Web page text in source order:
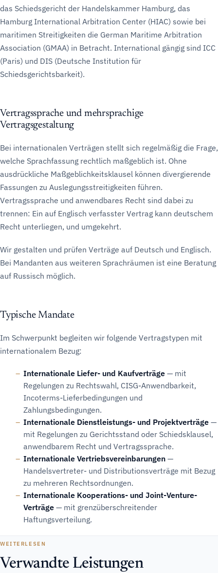
das Schiedsgericht der Handelskammer Hamburg, das
Hamburg International Arbitration Center (HIAC) sowie bei
maritimen Streitigkeiten die German Maritime Arbitration
Association (GMAA) in Betracht. International gängig sind ICC
(Paris) und DIS (Deutsche Institution für
Schiedsgerichtsbarkeit).
Vertragssprache und mehrsprachige
Vertragsgestaltung
Bei internationalen Verträgen stellt sich regelmäßig die Frage,
welche Sprachfassung rechtlich maßgeblich ist. Ohne
ausdrückliche Maßgeblichkeitsklausel können divergierende
Fassungen zu Auslegungsstreitigkeiten führen.
Vertragssprache und anwendbares Recht sind dabei zu
trennen: Ein auf Englisch verfasster Vertrag kann deutschem
Recht unterliegen, und umgekehrt.
Wir gestalten und prüfen Verträge auf Deutsch und Englisch.
Bei Mandanten aus weiteren Sprachräumen ist eine Beratung
auf Russisch möglich.
Typische Mandate
Im Schwerpunkt begleiten wir folgende Vertragstypen mit
internationalem Bezug:
Internationale Liefer- und Kaufverträge— mit
Regelungen zu Rechtswahl, CISG-Anwendbarkeit,
Incoterms-Lieferbedingungen und
Zahlungsbedingungen.
Internationale Dienstleistungs- und Projektverträge—
mit Regelungen zu Gerichtsstand oder Schiedsklausel,
anwendbarem Recht und Vertragssprache.
Internationale Vertriebsvereinbarungen—
Handelsvertreter- und Distributionsverträge mit Bezug
zu mehreren Rechtsordnungen.
Internationale Kooperations- und Joint-Venture-
Verträge— mit grenzüberschreitender
Haftungsverteilung.
WEITERLESEN
Verwandte Leistungen